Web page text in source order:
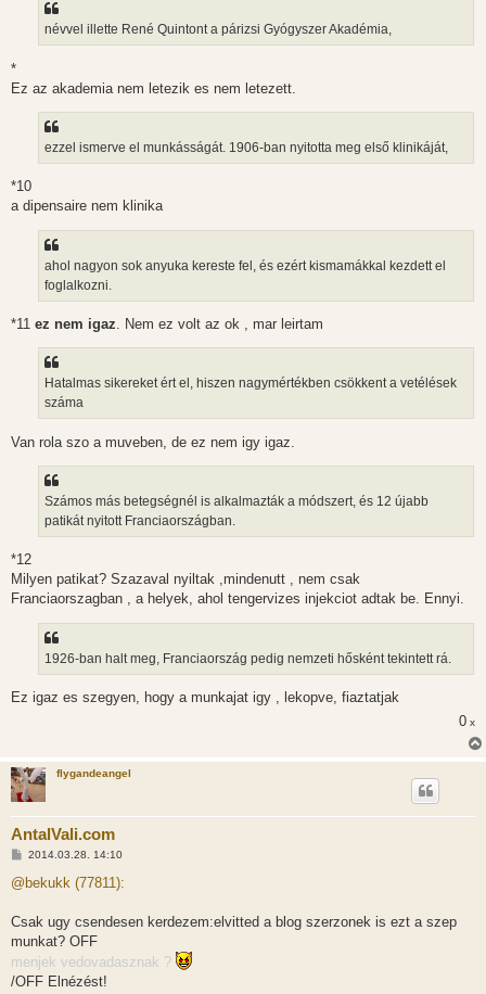
névvel illette René Quintont a párizsi Gyógyszer Akadémia,
*
Ez az akademia nem letezik es nem letezett.
ezzel ismerve el munkásságát. 1906-ban nyitotta meg első klinikáját,
*10
a dipensaire nem klinika
ahol nagyon sok anyuka kereste fel, és ezért kismamákkal kezdett el
foglalkozni.
*11 ez nem igaz . Nem ez volt az ok , mar leirtam
Hatalmas sikereket ért el, hiszen nagymértékben csökkent a vetélések
száma
Van rola szo a muveben, de ez nem igy igaz.
Számos más betegségnél is alkalmazták a módszert, és 12 újabb
patikát nyitott Franciaországban.
*12
Milyen patikat? Szazaval nyiltak ,mindenutt , nem csak
Franciaorszagban , a helyek, ahol tengervizes injekciot adtak be. Ennyi.
1926-ban halt meg, Franciaország pedig nemzeti hősként tekintett rá.
Ez igaz es szegyen, hogy a munkajat igy , lekopve, fiaztatjak
0 x
flygandeangel
AntalVali.com
H
z
s
ó
l
s
2014.03.28. 14:10
@bekukk (77811):
Csak ugy csendesen kerdezem:elvitted a blog szerzonek is ezt a szep
munkat? OFF
menjek vedovadasznak ?
/OFF Elnézést!